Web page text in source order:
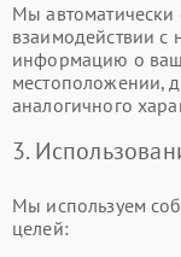
Мы
взаимодействии
информацию о
местоположении,
аналогичного
3.
Мы используем
целей: